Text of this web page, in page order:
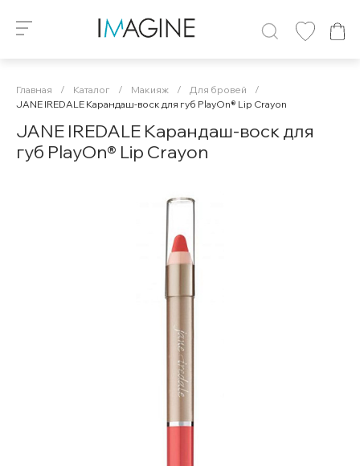
Главная / Каталог / Макияж / Для бровей
/
JANE IREDALE Карандаш-воск для губ PlayOn® Lip Crayon
JANE IREDALE Карандаш-воск для
губ PlayOn® Lip Crayon